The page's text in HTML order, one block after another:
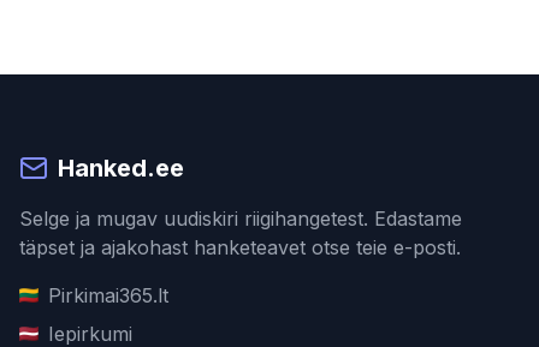
Hanked.ee
Selge ja mugav uudiskiri riigihangetest. Edastame
täpset ja ajakohast hanketeavet otse teie e-posti.
Pirkimai365.lt
Iepirkumi